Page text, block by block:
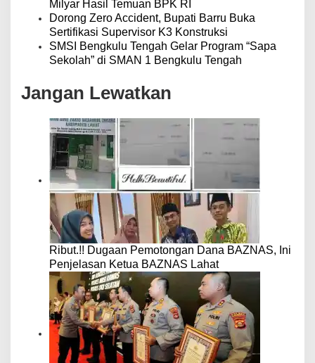
Milyar Hasil Temuan BPK RI
Dorong Zero Accident, Bupati Barru Buka
Sertifikasi Supervisor K3 Konstruksi
SMSI Bengkulu Tengah Gelar Program “Sapa
Sekolah” di SMAN 1 Bengkulu Tengah
Jangan Lewatkan
Ribut.!! Dugaan Pemotongan Dana BAZNAS, Ini
Penjelasan Ketua BAZNAS Lahat